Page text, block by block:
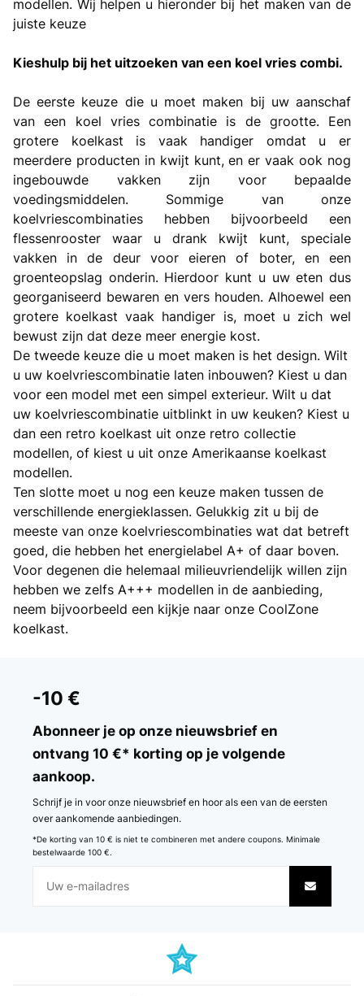
modellen. Wij helpen u hieronder bij het maken van de
juiste keuze
Kieshulp bij het uitzoeken van een koel vries combi.
De eerste keuze die u moet maken bij uw aanschaf
van een koel vries combinatie is de grootte. Een
grotere koelkast is vaak handiger omdat u er
meerdere producten in kwijt kunt, en er vaak ook nog
ingebouwde vakken zijn voor bepaalde
voedingsmiddelen. Sommige van onze
koelvriescombinaties hebben bijvoorbeeld een
flessenrooster waar u drank kwijt kunt, speciale
vakken in de deur voor eieren of boter, en een
groenteopslag onderin. Hierdoor kunt u uw eten dus
georganiseerd bewaren en vers houden. Alhoewel een
grotere koelkast vaak handiger is, moet u zich wel
bewust zijn dat deze meer energie kost.
De tweede keuze die u moet maken is het design. Wilt
u uw koelvriescombinatie laten inbouwen? Kiest u dan
voor een model met een simpel exterieur. Wilt u dat
uw koelvriescombinatie uitblinkt in uw keuken? Kiest u
dan een retro koelkast uit onze retro collectie
modellen, of kiest u uit onze Amerikaanse koelkast
modellen.
Ten slotte moet u nog een keuze maken tussen de
verschillende energieklassen. Gelukkig zit u bij de
meeste van onze koelvriescombinaties wat dat betreft
goed, die hebben het energielabel A+ of daar boven.
Voor degenen die helemaal milieuvriendelijk willen zijn
hebben we zelfs A+++ modellen in de aanbieding,
neem bijvoorbeeld een kijkje naar onze CoolZone
koelkast.
-10 €
Abonneer je op onze nieuwsbrief en
ontvang 10 €* korting op je volgende
aankoop.
Schrijf je in voor onze nieuwsbrief en hoor als een van de eersten
over aankomende aanbiedingen.
*De korting van 10 € is niet te combineren met andere coupons. Minimale
bestelwaarde 100 €.